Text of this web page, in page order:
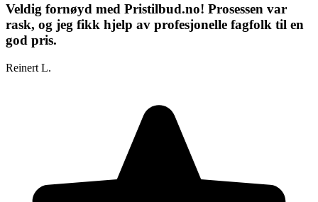
Veldig fornøyd med Pristilbud.no! Prosessen var
rask, og jeg fikk hjelp av profesjonelle fagfolk til en
god pris.
Reinert L.